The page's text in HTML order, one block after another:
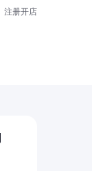
注册开店